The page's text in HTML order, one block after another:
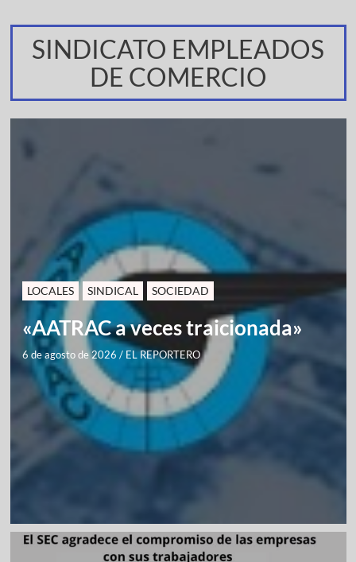
SINDICATO EMPLEADOS
DE COMERCIO
LOCALES SINDICAL SOCIEDAD
«AATRAC a veces traicionada»
6 de agosto de 2026 / EL REPORTERO